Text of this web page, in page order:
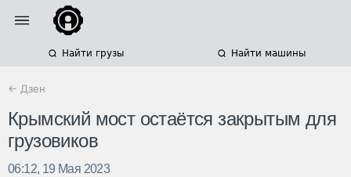
Найти грузы Найти машины
← Дзен
Крымский мост остаётся закрытым для
грузовиков
06:12, 19 Мая 2023